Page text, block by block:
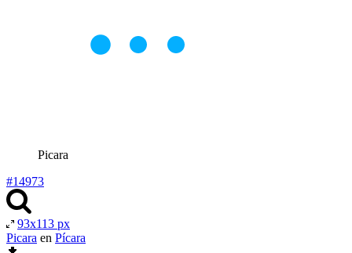
Picara
#14973
93x113 px
Picara en Pícara